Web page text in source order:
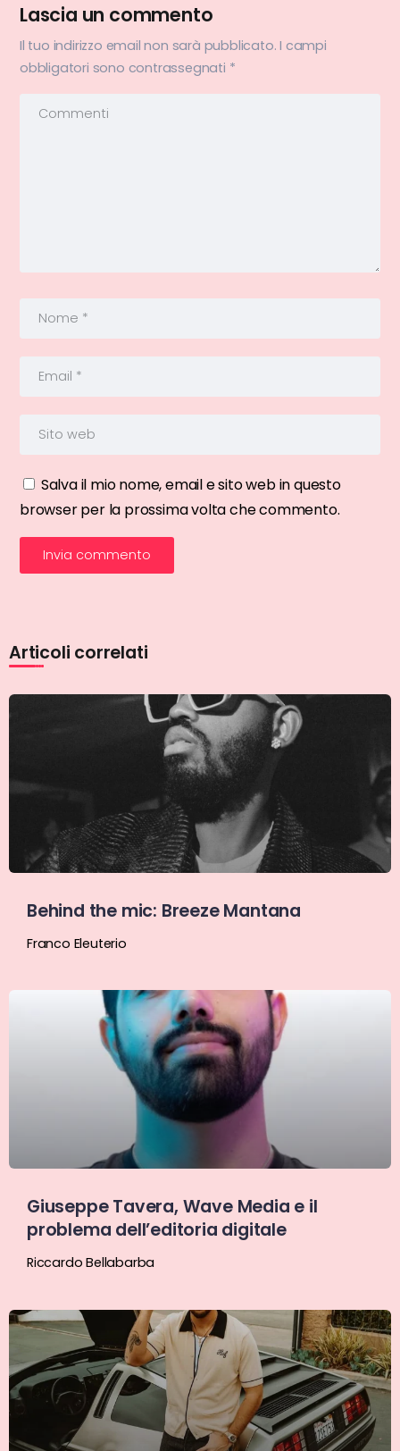
Lascia un commento
Il tuo indirizzo email non sarà pubblicato. I campi
obbligatori sono contrassegnati *
Salva il mio nome, email e sito web in questo
browser per la prossima volta che commento.
Articoli correlati
Behind the mic: Breeze Mantana
Franco Eleuterio
Giuseppe Tavera, Wave Media e il
problema dell’editoria digitale
Riccardo Bellabarba